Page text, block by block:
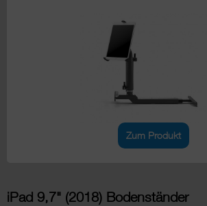
Zum Produkt
iPad 9,7" (2018) Bodenständer